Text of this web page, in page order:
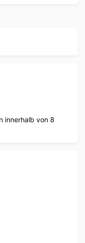
innerhalb von 8